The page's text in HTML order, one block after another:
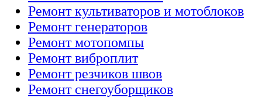
Ремонт культиваторов и мотоблоков
Ремонт генераторов
Ремонт мотопомпы
Ремонт виброплит
Ремонт резчиков швов
Ремонт снегоуборщиков